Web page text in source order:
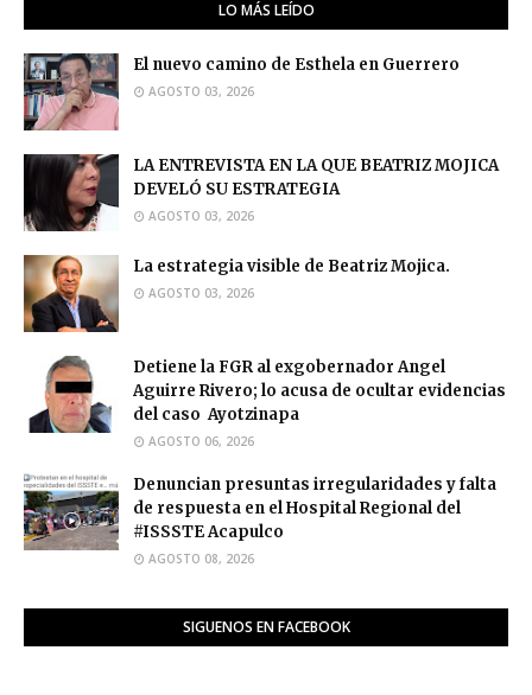
LO MÁS LEÍDO
El nuevo camino de Esthela en Guerrero
AGOSTO 03, 2026
LA ENTREVISTA EN LA QUE BEATRIZ MOJICA
DEVELÓ SU ESTRATEGIA
AGOSTO 03, 2026
La estrategia visible de Beatriz Mojica.
AGOSTO 03, 2026
Detiene la FGR al exgobernador Angel
Aguirre Rivero; lo acusa de ocultar evidencias
del caso Ayotzinapa
AGOSTO 06, 2026
Denuncian presuntas irregularidades y falta
de respuesta en el Hospital Regional del
#ISSSTE Acapulco
AGOSTO 08, 2026
SIGUENOS EN FACEBOOK